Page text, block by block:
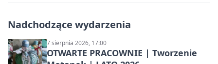
Nadchodzące wydarzenia
7 sierpnia 2026, 17:00
OTWARTE PRACOWNIE | Tworzenie